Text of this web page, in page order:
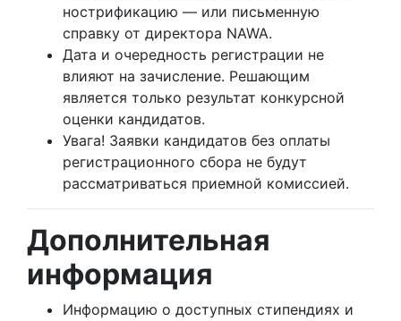
нострификацию — или письменную
справку от директора NAWA.
Дата и очередность регистрации не
влияют на зачисление. Решающим
является только результат конкурсной
оценки кандидатов.
Увага! Заявки кандидатов без оплаты
регистрационного сбора не будут
рассматриваться приемной комиссией.
Дополнительная
информация
Информацию о доступных стипендиях и